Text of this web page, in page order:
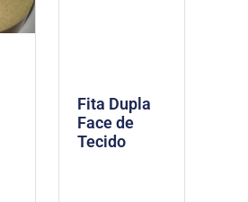
Fita Dupla
Face de
Tecido